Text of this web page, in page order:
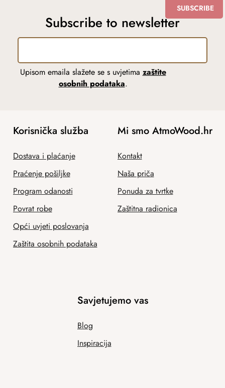
Subscribe to newsletter
Upisom emaila slažete se s uvjetima zaštite
osobnih podataka.
SUBSCRIBE
Korisnička služba
Dostava i plaćanje
Praćenje pošiljke
Program odanosti
Povrat robe
Opći uvjeti poslovanja
Zaštita osobnih podataka
Mi smo AtmoWood.hr
Kontakt
Naša priča
Ponuda za tvrtke
Zaštitna radionica
Savjetujemo vas
Blog
Inspiracija